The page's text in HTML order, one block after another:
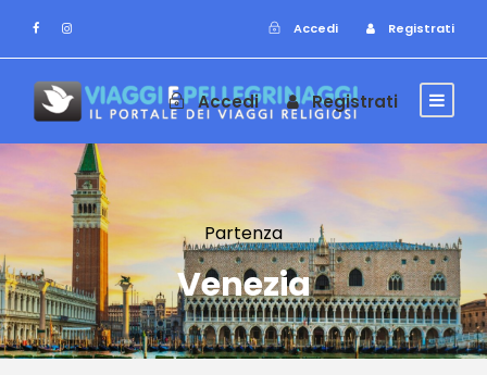
Accedi Registrati
Accedi Registrati
Partenza
Venezia